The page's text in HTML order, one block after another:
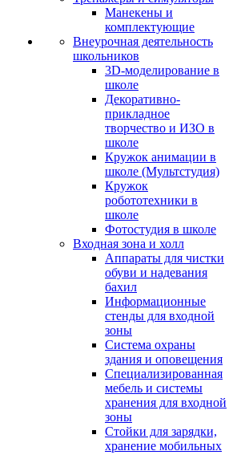
Манекены и
комплектующие
Внеурочная деятельность
школьников
3D-моделирование в
школе
Декоративно-
прикладное
творчество и ИЗО в
школе
Кружок анимации в
школе (Мультстудия)
Кружок
робототехники в
школе
Фотостудия в школе
Входная зона и холл
Аппараты для чистки
обуви и надевания
бахил
Информационные
стенды для входной
зоны
Система охраны
здания и оповещения
Специализированная
мебель и системы
хранения для входной
зоны
Стойки для зарядки,
хранение мобильных